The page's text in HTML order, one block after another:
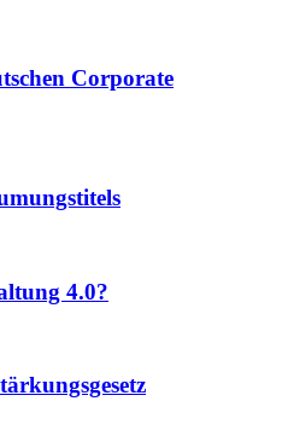
Corporate
4.0?